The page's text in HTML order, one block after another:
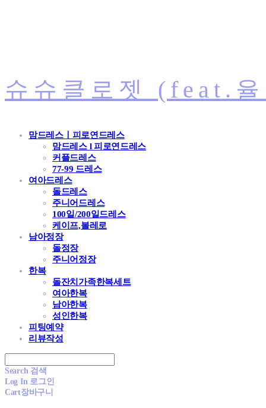
슈슈클로젯 (feat.
맘드레스ㅣ피로연드레스
맘드레스 l 피로연드레스
커플드레스
77-99 드레스
여아드레스
돌드레스
주니어드레스
100일/200일드레스
케이프,볼레로
남아정장
돌정장
주니어정장
한복
돌잔치가족한복세트
여아한복
남아한복
성인한복
피팅예약
리뷰작성
Search 검색
Log In 로그인
Cart장바구니